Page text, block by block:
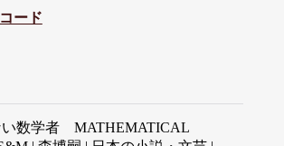
ード
い数学者 MATHEMATICAL